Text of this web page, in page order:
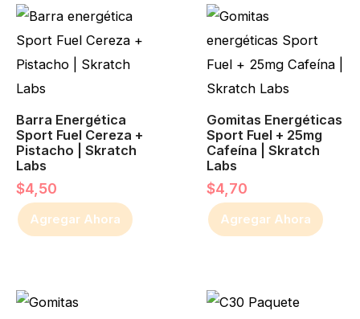
Barra Energética
Sport Fuel Cereza +
Pistacho | Skratch
Labs
$4,50
Agregar Ahora
Gomitas Energéticas
Sport Fuel + 25mg
Cafeína | Skratch
Labs
$4,70
Agregar Ahora
producto